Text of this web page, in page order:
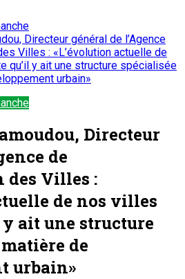
Directeur général de l’Agence
Villes : «L’évolution actuelle de
qu’il y ait une structure spécialisée
urbain»
Directeur
de
Villes :
de nos villes
y ait une structure
de
urbain»